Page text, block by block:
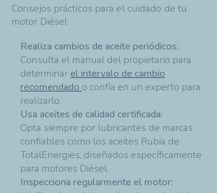
Consejos prácticos para el cuidado de tu
motor Diésel
Realiza cambios de aceite periódicos:
Consulta el manual del propietario para
determinar el intervalo de cambio
recomendado o confía en un experto para
realizarlo.
Usa aceites de calidad certificada:
Opta siempre por lubricantes de marcas
confiables como los aceites Rubia de
TotalEnergies, diseñados específicamente
para motores Diésel.
Inspecciona regularmente el motor: